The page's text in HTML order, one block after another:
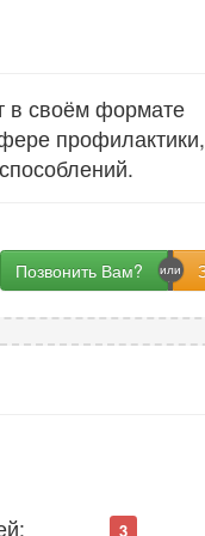
в своём формате
профилактики,
Позвонить Вам?
3